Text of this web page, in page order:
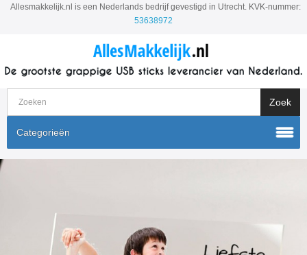
Allesmakkelijk.nl is een Nederlands bedrijf gevestigd in Utrecht. KVK-nummer:
53638972
Categorieën